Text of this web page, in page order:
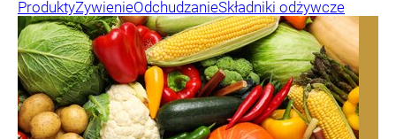
ProduktyŻywienieOdchudzanieSkładniki odżywcze